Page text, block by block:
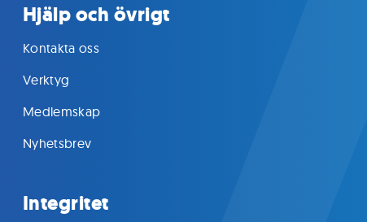
Hjälp och övrigt
Kontakta oss
Verktyg
Medlemskap
Nyhetsbrev
Integritet